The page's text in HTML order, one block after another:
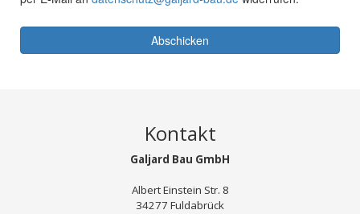
Kontakt
Galjard Bau GmbH
Albert Einstein Str. 8
34277 Fuldabrück